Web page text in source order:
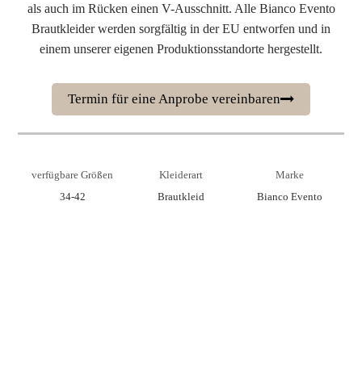
als auch im Rücken einen V-Ausschnitt. Alle Bianco Evento
Brautkleider werden sorgfältig in der EU entworfen und in
einem unserer eigenen Produktionsstandorte hergestellt.
Termin für eine Anprobe vereinbaren
verfügbare Größen
34-42
Kleiderart
Brautkleid
Marke
Bianco Evento